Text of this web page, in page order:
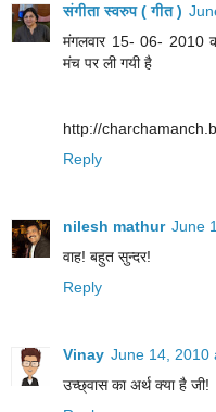
संगीता स्वरुप ( गीत )
मंगलवार 15- 06- 2010
मंच पर ली गयी है
http://
Reply
nilesh mathur June
वाह! बहुत सुन्दर!
Reply
Vinay June 14, 2010
उच्छ्वास का अर्थ क्या है जी!